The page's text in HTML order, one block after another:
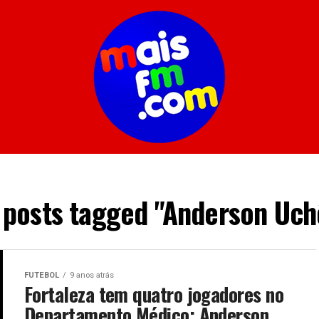
tagged "Anderson
FUTEBOL 9 anos atrás
Fortaleza tem quatro jogadores no